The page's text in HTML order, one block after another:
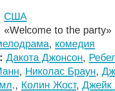
США
«Welcome to the party»
, комедия
Дакота Джонсон,
, Николас Браун,
., Колин Жост, Джейк